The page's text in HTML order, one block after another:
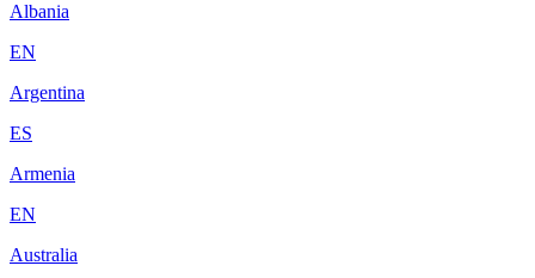
Albania
EN
Argentina
ES
Armenia
EN
Australia